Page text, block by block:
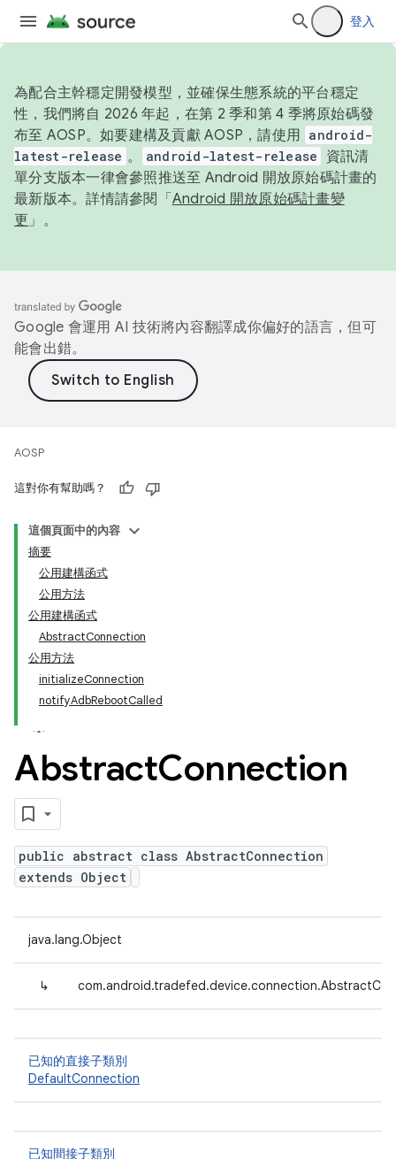
登入
為配合主幹穩定開發模型，並確保生態系統的平台穩定
性，我們將自 2026 年起，在第 2 季和第 4 季將原始碼發
布至 AOSP。如要建構及貢獻 AOSP，請使用 android-
latest-release 。 android-latest-release
資訊清
單分支版本一律會參照推送至 Android 開放原始碼計畫的
最新版本。詳情請參閱「 Android 開放原始碼計畫變
更 」。
Google 會運用 AI 技術將內容翻譯成你偏好的語言，但可
能會出錯。
AOSP
這對你有幫助嗎？
這個頁面中的內容
摘要
公用建構函式
公用方法
公用建構函式
AbstractConnection
公用方法
initializeConnection
notifyAdbRebootCalled
AbstractConnection
public abstract class AbstractConnection
extends Object
java.lang.Object
↳
已知的直接子類別
DefaultConnection
已知間接子類別